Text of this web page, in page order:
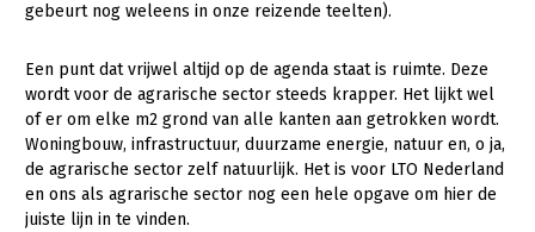
Internationaal
Sectoren
Dier
Biologische Landbouw
Geitenhouderij
Plant
Akkerbouw
Multifunctionele landbouw
gebeurt nog weleens in onze reizende teelten).
Een punt dat vrijwel altijd op de agenda staat is ruimte. Deze
wordt voor de agrarische sector steeds krapper. Het lijkt wel
of er om elke m2 grond van alle kanten aan getrokken wordt.
Woningbouw, infrastructuur, duurzame energie, natuur en, o ja,
de agrarische sector zelf natuurlijk. Het is voor LTO Nederland
en ons als agrarische sector nog een hele opgave om hier de
juiste lijn in te vinden.